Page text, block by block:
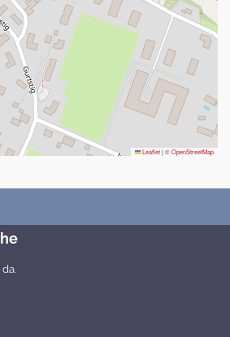
Leaflet|©OpenStreetMap